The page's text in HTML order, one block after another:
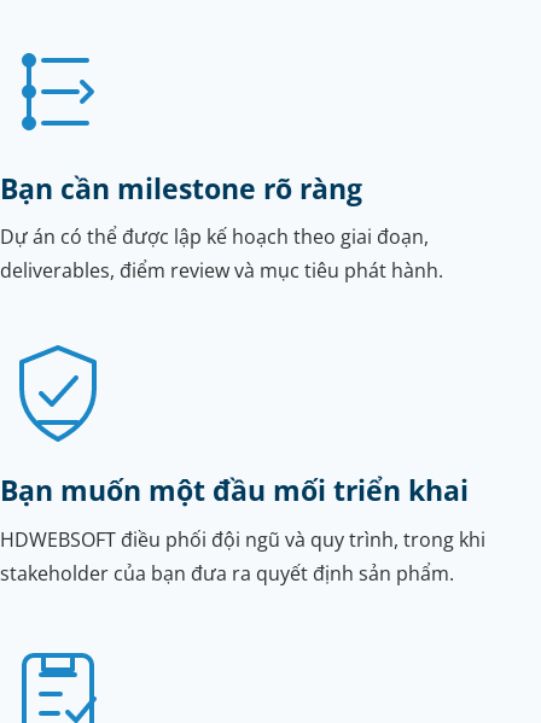
Bạn cần milestone rõ ràng
Dự án có thể được lập kế hoạch theo giai đoạn,
deliverables, điểm review và mục tiêu phát hành.
Bạn muốn một đầu mối triển khai
HDWEBSOFT điều phối đội ngũ và quy trình, trong khi
stakeholder của bạn đưa ra quyết định sản phẩm.